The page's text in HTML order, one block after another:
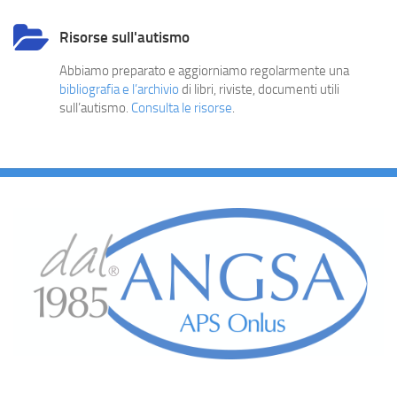
Risorse sull'autismo
Abbiamo preparato e aggiorniamo regolarmente una
bibliografia e l’archivio di libri, riviste, documenti utili
sull’autismo. Consulta le risorse.